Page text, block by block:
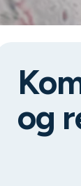
og